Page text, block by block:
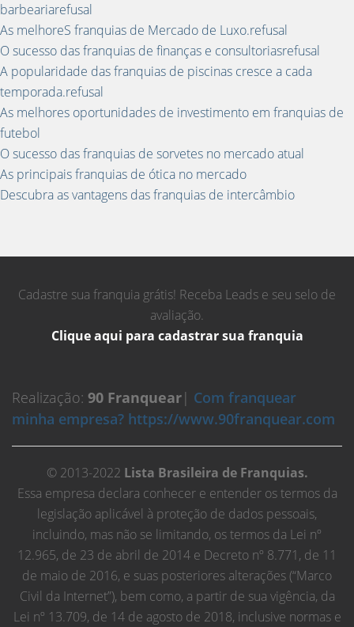
barbeariarefusal
As melhoreS franquias de Mercado de Luxo.refusal
O sucesso das franquias de finanças e consultoriasrefusal
A popularidade das franquias de piscinas cresce a cada
temporada.refusal
As melhores oportunidades de investimento em franquias de
futebol
O sucesso das franquias de sorvetes no mercado atual
As principais franquias de ótica no mercado
Descubra as vantagens das franquias de intercâmbio
Cadastre sua franquia grátis! Receba Leads e seu selo de
avaliação.
Clique aqui para cadastrar sua franquia
Realização: 90 Franquear| Com franquear
minha empresa? https://www.90franquear.com
© 2013-2022 Lista Brasileira de Franquias.
Essa empresa declara conhecer e entender os termos da
legislação aplicável à proteção de dados pessoais,
incluindo, mas não se limitando, os termos da Lei nº
12.965, de 23 de abril de 2014 e Decreto nº 8.771, de 11
de maio de 2016, e suas posteriores alterações (“Marco
Civil da Internet”), bem como, a partir de sua vigência, da
Lei nº 13.709, de 14 de agosto de 2018, inclusive normas e